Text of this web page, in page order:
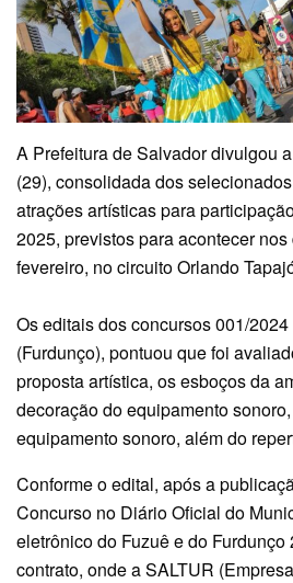
A Prefeitura de Salvador divulgou
(29), consolidada dos
atrações artísticas para
2025, previstos para acontecer
fevereiro, no circuito Orlando
Os editais dos concursos 001/
(Furdunço), pontuou que foi
proposta artística, os esboços da
decoração do equipamento
equipamento sonoro, além do
Conforme o edital, após a
Concurso no Diário Oficial do
eletrônico do Fuzuê e do
contrato, onde a SALTUR